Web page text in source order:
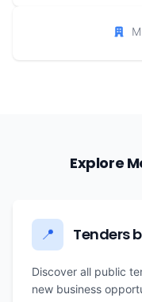
Explore
📍 Tenders
Discover all public
new business